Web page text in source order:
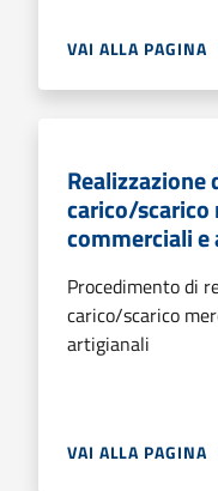
VAI ALLA PAGINA
Realizzazione
carico/
commerciali
Procedimento di
carico/scarico
artigianali
VAI ALLA PAGINA